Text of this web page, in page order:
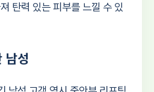
탄력 있는 피부를 느낄 수 있
남성